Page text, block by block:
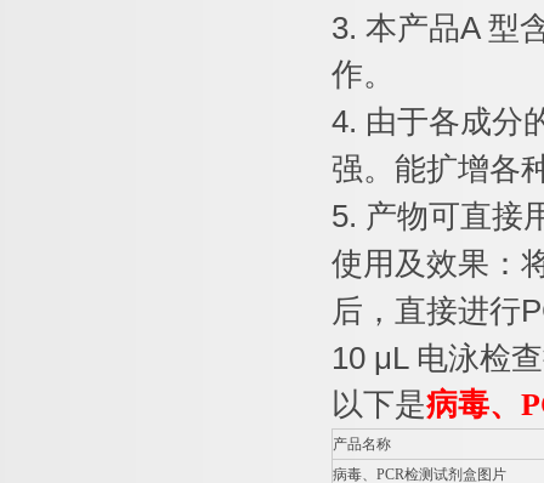
3. 本产品A 型
作。
4. 由于各成分
强。能扩增各
5. 产物可直接
使用及效果：
后，直接进行
10 μL 电泳检
以下是病毒、
产品名称
病毒、 PCR检测试剂盒图片